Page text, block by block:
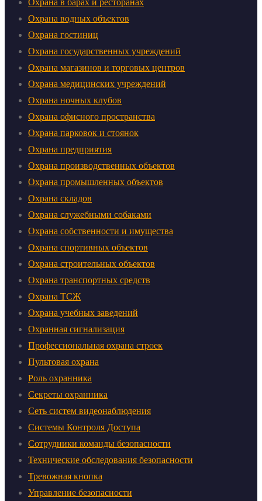
Охрана в барах и ресторанах
Охрана водных объектов
Охрана гостиниц
Охрана государственных учреждений
Охрана магазинов и торговых центров
Охрана медицинских учреждений
Охрана ночных клубов
Охрана офисного пространства
Охрана парковок и стоянок
Охрана предприятия
Охрана производственных объектов
Охрана промышленных объектов
Охрана складов
Охрана служебными собаками
Охрана собственности и имущества
Охрана спортивных объектов
Охрана строительных объектов
Охрана транспортных средств
Охрана ТСЖ
Охрана учебных заведений
Охранная сигнализация
Профессиональная охрана строек
Пультовая охрана
Роль охранника
Секреты охранника
Сеть систем видеонаблюдения
Системы Контроля Доступа
Сотрудники команды безопасности
Технические обследования безопасности
Тревожная кнопка
Управление безопасности